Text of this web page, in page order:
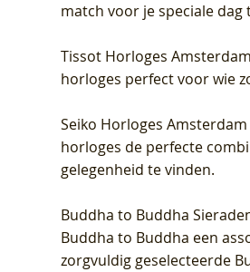
match voor je speciale dag
Tissot Horloges
horloges perfect voor wie
Seiko Horloges
horloges de perfecte
gelegenheid te vinden.
Buddha to Buddha
Buddha to Buddha een
zorgvuldig geselecteerde